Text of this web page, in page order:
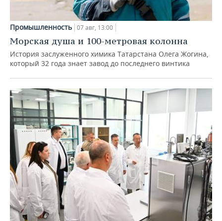
Промышленность 07 авг, 13:00
Морская душа и 100-метровая колонна
История заслуженного химика Татарстана Олега Жогина,
который 32 года знает завод до последнего винтика